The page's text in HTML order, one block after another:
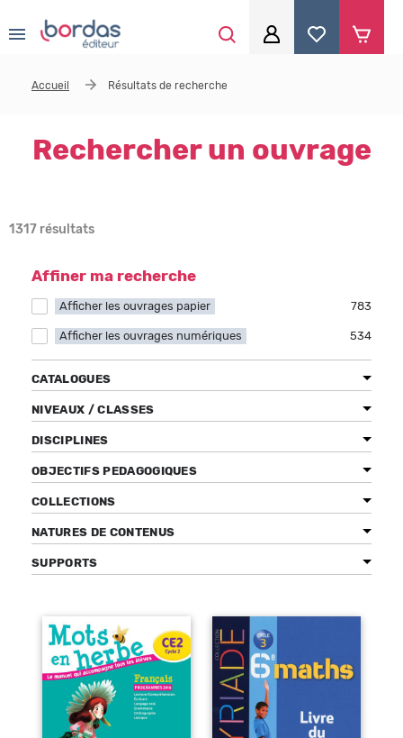
Je me connecte
Téléchargez des ressources gratuites
Recevez des informations sur nos nouveautés
Accueil Résultats de recherche
Rechercher un ouvrage
1317 résultats
Affiner ma recherche
Afficher les ouvrages papier 783
Apply Afficher les ouvrages papier filter
Afficher les ouvrages numériques 534
Apply Afficher les ouvrages numériques filter
CATALOGUES
NIVEAUX / CLASSES
DISCIPLINES
OBJECTIFS PEDAGOGIQUES
COLLECTIONS
NATURES DE CONTENUS
SUPPORTS